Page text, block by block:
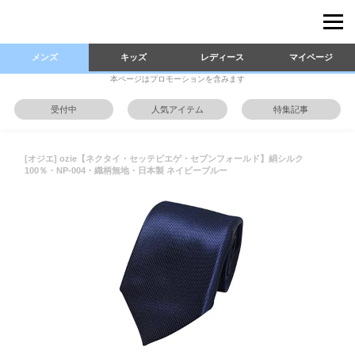
メンズ キッズ レディース マイページ
本ページはプロモーションを含みます
受付中 人気アイテム 特集記事
[オジエ] ozie【ネクタイ・セッテピエゲ・セブンフォールド】絹シルク
100％・NP-004・織柄無地・日本製 ネイビーブルー